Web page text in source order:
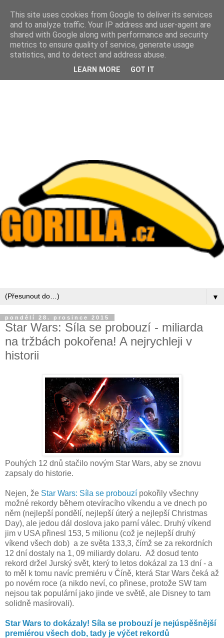
▼
pondělí 28. prosince 2015
Star Wars: Síla se probouzí - miliarda
na tržbách pokořena! A nejrychleji v
historii
Pouhých 12 dnů stačilo novým Star Wars, aby se znovu
zapsaly do historie.
Nejen, že Star Wars: Síla se probouzí pokořily všechny
možné rekordy během otevíracího víkendu a ve dnech po
něm (nejlepší pondělí, nejlepší úterý a nejlepší Christmas
Day), ale jedou dál doslova jako parní válec. Druhý víkend
jim v USA přinesl 153, 5 milionu (což je nejlepší druhý
víkend všech dob) a ze světa 133,3, čímž se za rekordních
12 dní dostaly na 1, 09 miliardy dolaru. Až dosud tento
rekord držel Jurský svět, který to letos dokázal za 13 dní - a
to měl k tomu navíc premiéru v Číně, která Star Wars čeká až
po novém roce (a nikdo neví, co přinese, protože SW tam
nejsou tak populární jako jinde ve světě, ale Disney to tam
solidně masírovali).
Star Wars to dokázaly! Síla se probouzí je nejúspěšnější
premiérou všech dob, tady je výčet rekordů
This site uses cookies from Google to deliver its services
and to analyze traffic. Your IP address and user-agent are
shared with Google along with performance and security
metrics to ensure quality of service, generate usage
statistics, and to detect and address abuse.
LEARN MORE GOT IT